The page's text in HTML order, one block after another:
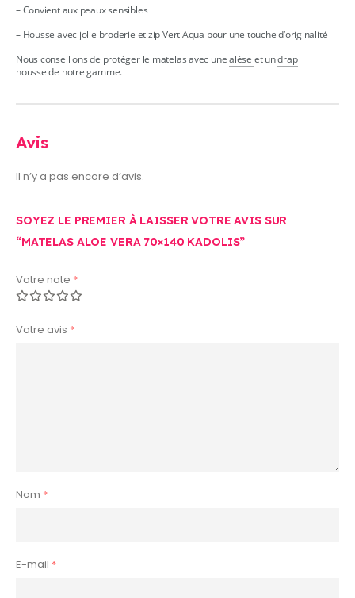
– Convient aux peaux sensibles
– Housse avec jolie broderie et zip Vert Aqua pour une touche d’originalité
Nous conseillons de protéger le matelas avec unealèse et undrap
houssede notre gamme.
Avis
Il n’y a pas encore d’avis.
SOYEZ LE PREMIER À LAISSER VOTRE AVIS SUR
“MATELAS ALOE VERA 70×140 KADOLIS”
Votre note *
Votre avis *
Nom *
E-mail *